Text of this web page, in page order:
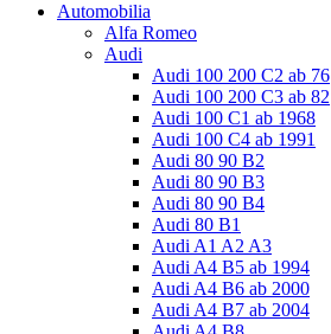
Automobilia
Alfa Romeo
Audi
Audi 100 200 C2 ab 76
Audi 100 200 C3 ab 82
Audi 100 C1 ab 1968
Audi 100 C4 ab 1991
Audi 80 90 B2
Audi 80 90 B3
Audi 80 90 B4
Audi 80 B1
Audi A1 A2 A3
Audi A4 B5 ab 1994
Audi A4 B6 ab 2000
Audi A4 B7 ab 2004